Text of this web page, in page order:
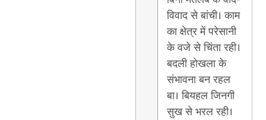
विवाद से बांची। काम
का क्षेत्र में परेसानी
के वजे से चिंता रही।
बदली होखला के
संभावना बन रहल
बा। बियहल जिनगी
सुख से भरल रही।